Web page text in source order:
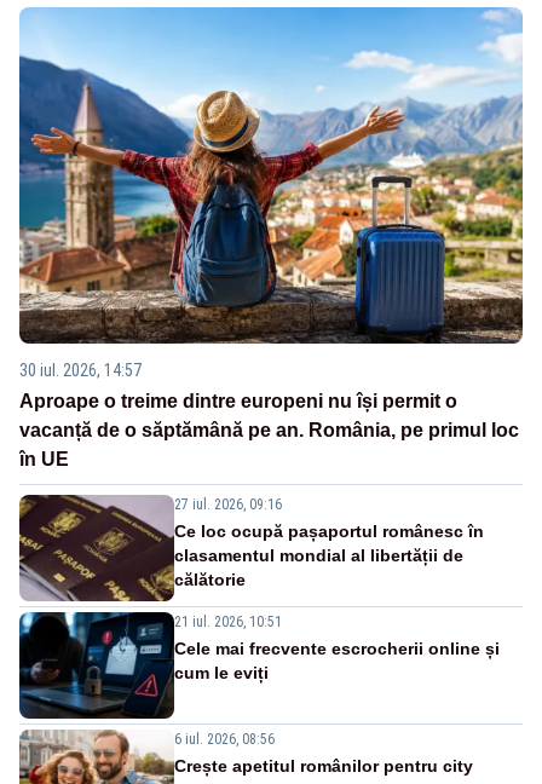
30 iul. 2026, 14:57
Aproape o treime dintre europeni nu își permit o
vacanță de o săptămână pe an. România, pe primul loc
în UE
27 iul. 2026, 09:16
Ce loc ocupă pașaportul românesc în
clasamentul mondial al libertății de
călătorie
21 iul. 2026, 10:51
Cele mai frecvente escrocherii online și
cum le eviți
6 iul. 2026, 08:56
Crește apetitul românilor pentru city